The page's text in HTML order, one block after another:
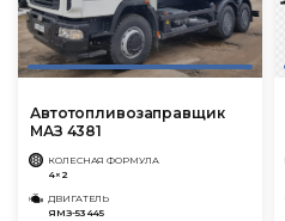
Автотопливозаправщик
МАЗ 4381
КОЛЕСНАЯ ФОРМУЛА
4×2
ДВИГАТЕЛЬ
ЯМЗ-53445